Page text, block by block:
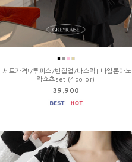
[세트가격!/투피스/반집업/바스락] 나일론아노
락쇼츠set (4color)
39,900